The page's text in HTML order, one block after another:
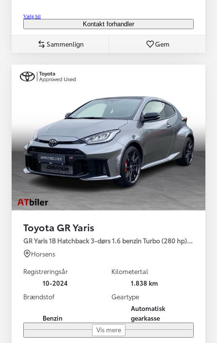
Vælg bil
Kontakt forhandler
Sammenlign Gem
Toyota GR Yaris
GR Yaris 1B Hatchback 3-dørs 1.6 benzin Turbo (280 hp) Aut.
Horsens
Registreringsår
10-2024
Kilometertal
1.838 km
Brændstof
Benzin
Geartype
Automatisk
gearkasse
Vis mere